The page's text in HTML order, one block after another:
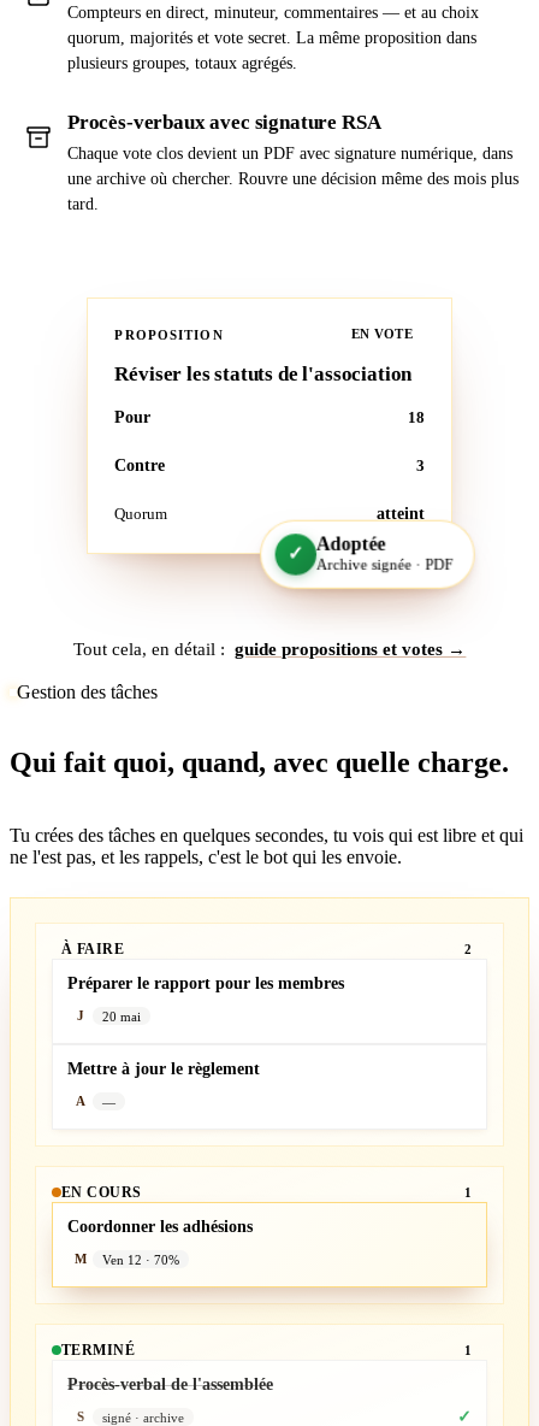
Compteurs en direct, minuteur, commentaires — et au choix
quorum, majorités et vote secret. La même proposition dans
plusieurs groupes, totaux agrégés.
Procès-verbaux avec signature RSA
Chaque vote clos devient un PDF avec signature numérique, dans
une archive où chercher. Rouvre une décision même des mois plus
tard.
PROPOSITION EN VOTE
Réviser les statuts de l'association
Pour 18
Contre 3
Quorum atteint
✓ Adoptée
Archive signée · PDF
Tout cela, en détail : guide propositions et votes →
Gestion des tâches
Qui fait quoi, quand, avec quelle charge.
Tu crées des tâches en quelques secondes, tu vois qui est libre et qui
ne l'est pas, et les rappels, c'est le bot qui les envoie.
À FAIRE 2
Préparer le rapport pour les membres
J 20 mai
Mettre à jour le règlement
A —
EN COURS 1
Coordonner les adhésions
M Ven 12 · 70%
TERMINÉ 1
Procès-verbal de l'assemblée
S signé · archive ✓